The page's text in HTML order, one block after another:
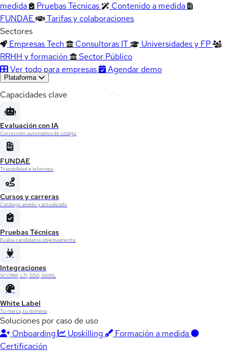
medida
Pruebas Técnicas
Contenido a medida
FUNDAE
Tarifas y colaboraciones
Sectores
Empresas Tech
Consultoras IT
Universidades y FP
RRHH y formación
Sector Público
Ver todo para empresas
Agendar demo
Plataforma
Capacidades clave
Evaluación con IA
Corrección automática de código
FUNDAE
Trazabilidad e informes
Cursos y carreras
Catálogo amplio y actualizado
Pruebas Técnicas
Evalúa candidatos objetivamente
Integraciones
SCORM, LTI, SSO, SAML
White Label
Tu marca, tu dominio
Soluciones por caso de uso
Onboarding
Upskilling
Formación a medida
Certificación